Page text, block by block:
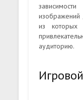
изображений
из которых
аудиторию.